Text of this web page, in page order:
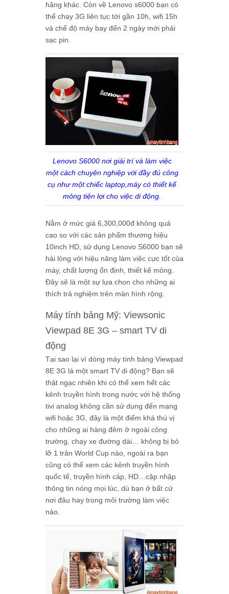
hãng khác. Còn về Lenovo s6000 bạn có
thể chạy 3G liên tục tới gần 10h, wifi 15h
và chế độ máy bay đến 2 ngày mới phải
sạc pin.
Lenovo S6000 nơi giải trí và làm việc
một cách chuyên nghiệp với đầy đủ công
cụ như một chiếc laptop,máy có thiết kế
mỏng tiện lợi cho việc di động.
Nằm ở mức giá 6,300,000đ không quá
cao so với các sản phẩm thương hiệu
10inch HD, sử dụng Lenovo S6000 bạn sẽ
hài lòng với hiệu năng làm việc cực tốt của
máy, chất lượng ổn định, thiết kế mỏng.
Đây sẽ là một sự lựa chọn cho những ai
thích trả nghiệm trên màn hình rộng.
Máy tính bảng Mỹ: Viewsonic
Viewpad 8E 3G – smart TV di
động
Tại sao lại ví dòng máy tính bảng Viewpad
8E 3G là một smart TV di động? Bạn sẽ
thật ngạc nhiên khi có thể xem hết các
kênh truyền hình trong nước với hệ thống
tivi analog không cần sử dụng đến mạng
wifi hoặc 3G, đây là một điểm khá thú vị
cho những ai hàng đêm ở ngoài công
trường, chạy xe đường dài… không bị bỏ
lỡ 1 trân World Cup nào, ngoài ra bạn
cũng có thể xem các kênh truyền hình
quốc tế, truyền hình cáp, HD…cập nhập
thông tin nóng mọi lúc, dù bạn ở bất cứ
nơi đâu hay trong môi trường làm việc
nào.